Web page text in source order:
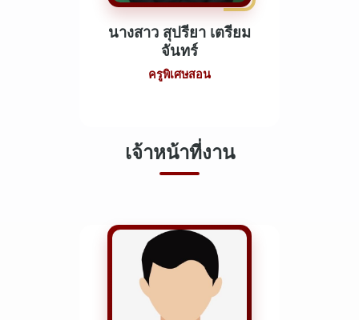
นางสาว สุปรียา เตรียม
จันทร์
ครูพิเศษสอน
เจ้าหน้าที่งาน